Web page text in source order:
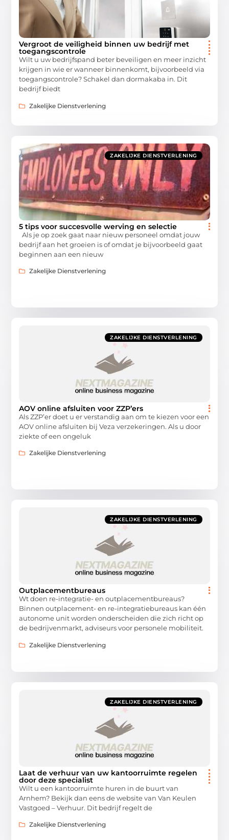
Vergroot de veiligheid binnen uw bedrijf met
toegangscontrole
Wilt u uw bedrijfspand beter beveiligen en meer inzicht
krijgen in wie er wanneer binnenkomt, bijvoorbeeld via
toegangscontrole? Schakel dan dormakaba in. Dit
bedrijf biedt
Zakelijke Dienstverlening
ZAKELIJKE DIENSTVERLENING
5 tips voor succesvolle werving en selectie
Als je op zoek gaat naar nieuw personeel omdat jouw
bedrijf aan het groeien is of omdat je bijvoorbeeld gaat
beginnen aan een nieuw
Zakelijke Dienstverlening
ZAKELIJKE DIENSTVERLENING
AOV online afsluiten voor ZZP’ers
Als ZZP’er doet u er verstandig aan om te kiezen voor een
AOV online afsluiten bij Veza verzekeringen. Als u door
ziekte of een ongeluk
Zakelijke Dienstverlening
ZAKELIJKE DIENSTVERLENING
Outplacementbureaus
Wt doen re-integratie- en outplacementbureaus?
Binnen outplacement- en re-integratiebureaus kan één
autonome unit worden onderscheiden die zich richt op
de bedrijvenmarkt, adviseurs voor personele mobiliteit.
Zakelijke Dienstverlening
ZAKELIJKE DIENSTVERLENING
Laat de verhuur van uw kantoorruimte regelen
door deze specialist
Wilt u een kantoorruimte huren in de buurt van
Arnhem? Bekijk dan eens de website van Van Keulen
Vastgoed – Verhuur. Dit bedrijf regelt de
Zakelijke Dienstverlening